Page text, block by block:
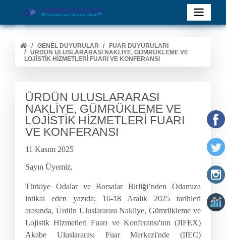
GENEL DUYURULAR
FUAR DUYURULARI
ÜRDÜN ULUSLARARASI NAKLİYE, GÜMRÜKLEME VE
LOJİSTİK HİZMETLERİ FUARI VE KONFERANSI
ÜRDÜN ULUSLARARASI
NAKLİYE, GÜMRÜKLEME VE
LOJİSTİK HİZMETLERİ FUARI
VE KONFERANSI
11 Kasım 2025
Sayın Üyemiz,
Türkiye Odalar ve Borsalar Birliği’nden Odamıza
intikal eden yazıda; 16-18 Aralık 2025 tarihleri
arasında, Ürdün Uluslararası Nakliye, Gümrükleme ve
Lojistik Hizmetleri Fuarı ve Konferansı'nın (JIFEX)
Akabe Uluslararası Fuar Merkezi'nde (IIEC)